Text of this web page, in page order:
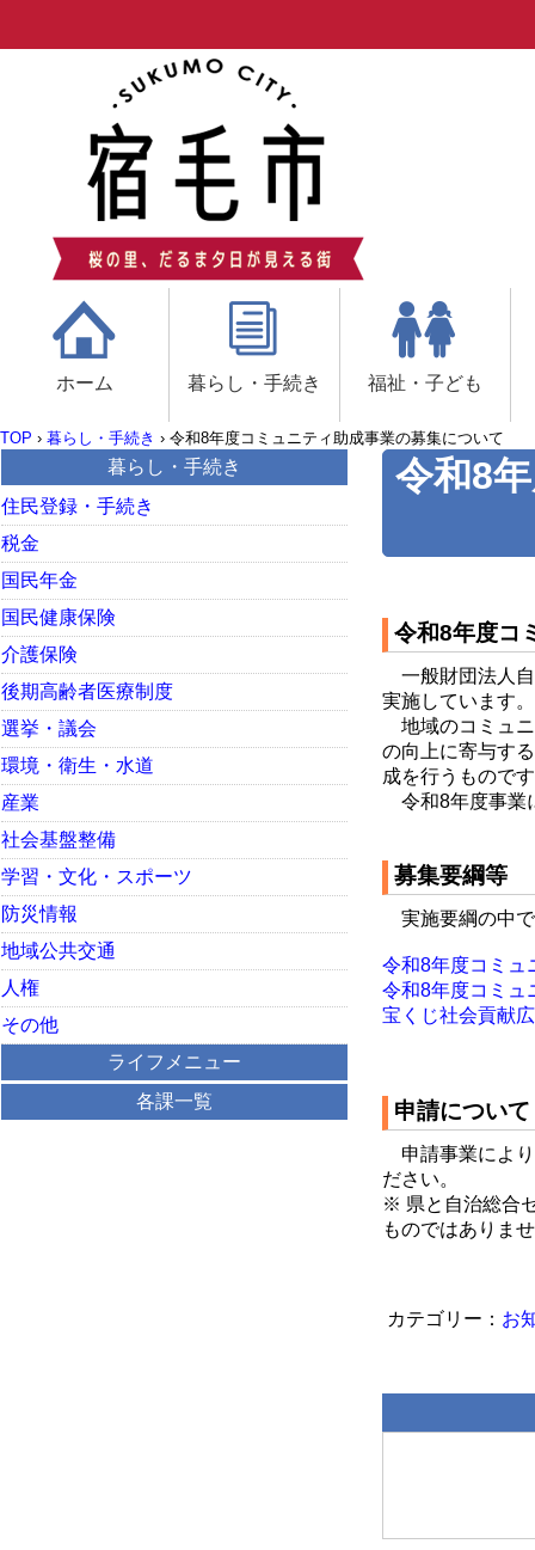
ホーム 暮らし・手続き 福祉・子ども
TOP › 暮らし・手続き › 令和8年度コミュニティ助成事業の募集について
令和8
令和8年度コ
一般財団法人自
実施しています。
地域のコミュニ
の向上に寄与す
成を行うもので
令和8年度事業
募集要綱等
実施要綱の中
令和8年度コミュ
令和8年度コミュ
宝くじ社会貢献
申請について
申請事業により
ださい。
※ 県と自治総合
ものではありま
お
暮らし・手続き
住民登録・手続き
税金
国民年金
国民健康保険
介護保険
後期高齢者医療制度
選挙・議会
環境・衛生・水道
産業
社会基盤整備
学習・文化・スポーツ
防災情報
地域公共交通
人権
その他
ライフメニュー
各課一覧